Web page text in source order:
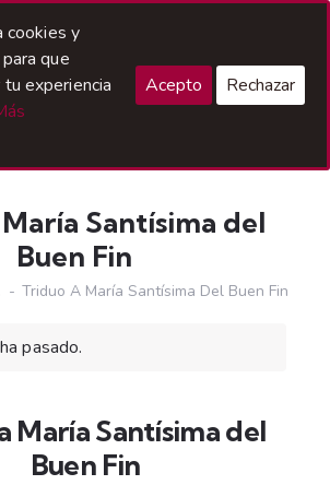
Santísima del
Buen Fin
Triduo A María Santísima Del Buen Fin
pasado.
María Santísima del
Buen Fin
cookies y
que
experiencia
Acepto Rechazar